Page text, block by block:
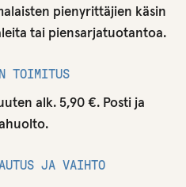
pienyrittäjien käsin
tai piensarjatuotantoa.
TOIMITUS
alk. 5,90 €. Posti ja
JA VAIHTO